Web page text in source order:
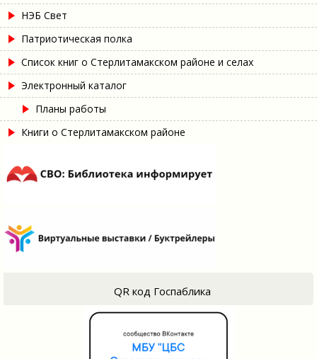
НЭБ Свет
Патриотическая полка
Список книг о Стерлитамакском районе и селах
Электронный каталог
Планы работы
Книги о Стерлитамакском районе
QR код Госпаблика